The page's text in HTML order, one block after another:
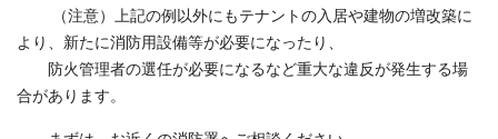
（注意）上記の例以外にもテナントの入居や建物の増改築に
より、新たに消防用設備等が必要になったり、
防火管理者の選任が必要になるなど重大な違反が発生する場
合があります。